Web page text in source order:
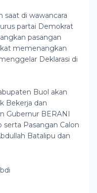
saat di wawancara
partai Demokrat
pasangan
memenangkan
Deklarasi di
Buol akan
Bekerja dan
Gubernur BERANI
Pasangan Calon
Batalipu dan